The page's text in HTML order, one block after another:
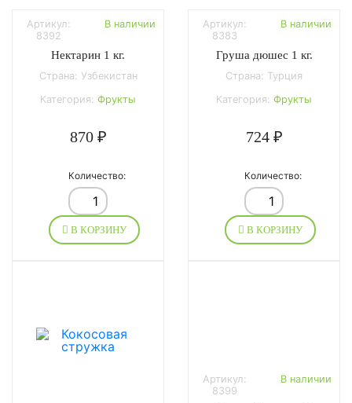
Артикул:
8392
В наличии
Нектарин 1 кг.
Страна: Узбекистан
Категория: Фрукты
870 ₽
Количество:
В КОРЗИНУ
Артикул:
8383
В наличии
Груша дюшес 1 кг.
Страна: Турция
Категория: Фрукты
724 ₽
Количество:
В КОРЗИНУ
Артикул:
8399
В наличии